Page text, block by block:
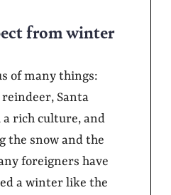
from winter
of many things:
Santa
a rich culture, and
the snow and the
foreigners have
a winter like the